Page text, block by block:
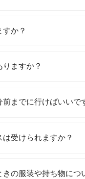
か？
ますか？
までに行けばいいで
受けられますか？
の服装や持ち物につ